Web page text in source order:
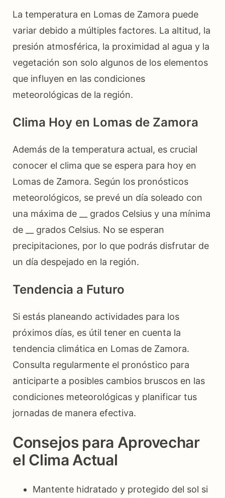
La temperatura en Lomas de Zamora puede
variar debido a múltiples factores. La altitud, la
presión atmosférica, la proximidad al agua y la
vegetación son solo algunos de los elementos
que influyen en las condiciones
meteorológicas de la región.
Clima Hoy en Lomas de Zamora
Además de la temperatura actual, es crucial
conocer el clima que se espera para hoy en
Lomas de Zamora. Según los pronósticos
meteorológicos, se prevé un día soleado con
una máxima de __ grados Celsius y una mínima
de __ grados Celsius. No se esperan
precipitaciones, por lo que podrás disfrutar de
un día despejado en la región.
Tendencia a Futuro
Si estás planeando actividades para los
próximos días, es útil tener en cuenta la
tendencia climática en Lomas de Zamora.
Consulta regularmente el pronóstico para
anticiparte a posibles cambios bruscos en las
condiciones meteorológicas y planificar tus
jornadas de manera efectiva.
Consejos para Aprovechar
el Clima Actual
Mantente hidratado y protegido del sol si